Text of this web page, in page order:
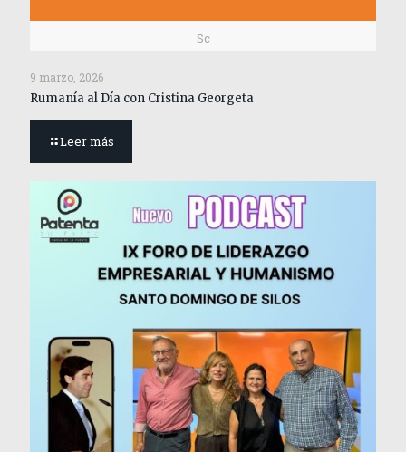
Sc
9 marzo, 2026
Rumanía al Día con Cristina Georgeta
Leer más